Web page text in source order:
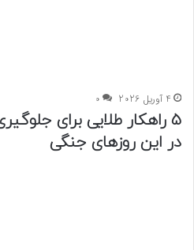
4 آوریل 2026 0
5 راهکار طلایی برای
در این روزهای جنگی